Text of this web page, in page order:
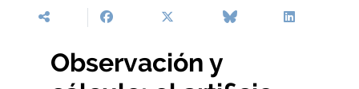
Observación y